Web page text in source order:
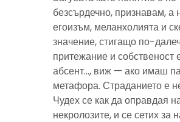
безсърдечно, признавам, а
егоизъм, меланхолията и
значение, стигащо по-
притежание и
абсент…, виж — ако имаш
метафора. Страданието е
Чудех се как да оправдая
некролозите, и се сетих за